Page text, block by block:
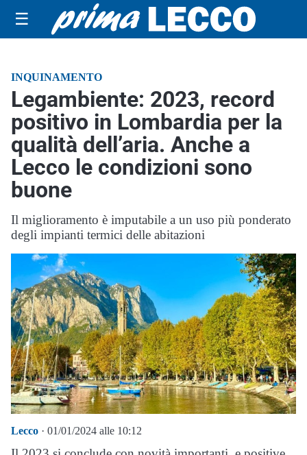
☰
INQUINAMENTO
Legambiente: 2023, record
positivo in Lombardia per la
qualità dell’aria. Anche a
Lecco le condizioni sono
buone
Il miglioramento è imputabile a un uso più ponderato
degli impianti termici delle abitazioni
Lecco · 01/01/2024 alle 10:12